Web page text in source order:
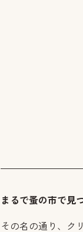
まるで蚤の市で見
その名の通り、ク